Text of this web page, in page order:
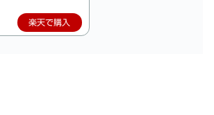
楽天で購入